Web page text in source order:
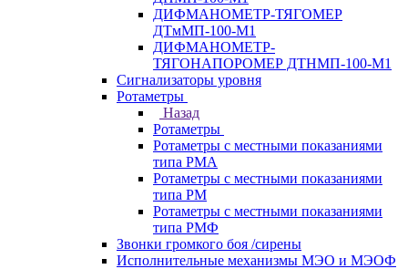
ДИФМАНОМЕТР-ТЯГОМЕР
ДТмМП-100-М1
ДИФМАНОМЕТР-
ТЯГОНАПОРОМЕР ДТНМП-100-М1
Сигнализаторы уровня
Ротаметры
Назад
Ротаметры
Ротаметры с местными показаниями
типа РМА
Ротаметры с местными показаниями
типа РМ
Ротаметры с местными показаниями
типа РМФ
Звонки громкого боя /сирены
Исполнительные механизмы МЭО и МЭОФ